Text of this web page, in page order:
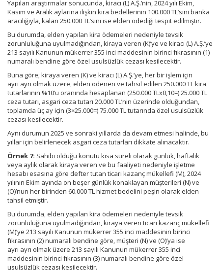
Yapılan araştırmalar sonucunda, kiracı (L) A.Ş.’nin, 2024 yılı Ekim,
Kasım ve Aralık aylarına ilişkin kira bedellerinin 100.000 TL’sini banka
aracılığıyla, kalan 250.000 TL’sini ise elden ödediği tespit edilmiştir.
Bu durumda, elden yapılan kira ödemeleri nedeniyle tevsik
zorunluluğuna uyulmadığından, kiraya veren (K)’ye ve kiracı (L) A.Ş.’ye
213 sayılı Kanunun mükerrer 355 inci maddesinin birinci fıkrasının (1)
numaralı bendine göre özel usulsüzlük cezası kesilecektir.
Buna göre; kiraya veren (K) ve kiracı (L) A.Ş.’ye, her bir işlem için
ayrı ayrı olmak üzere, elden ödenen ve tahsil edilen 250.000 TL kira
tutarlarının %10’u oranında hesaplanan (250.000 TLx0,10=) 25.000 TL
ceza tutarı, asgari ceza tutarı 20.000 TL’nin üzerinde olduğundan,
toplamda üç ay için (3×25.000=) 75.000 TL tutarında özel usulsüzlük
cezası kesilecektir.
Aynı durumun 2025 ve sonraki yıllarda da devam etmesi halinde, bu
yıllar için belirlenecek asgari ceza tutarları dikkate alınacaktır.
Örnek 7: Sahibi olduğu konutu kısa süreli olarak günlük, haftalık
veya aylık olarak kiraya veren ve bu faaliyeti nedeniyle işletme
hesabı esasına göre defter tutan ticari kazanç mükellefi (M), 2024
yılının Ekim ayında on beşer günlük konaklayan müşterileri (N) ve
(O)’nun her birinden 60.000 TL hizmet bedelini peşin olarak elden
tahsil etmiştir.
Bu durumda, elden yapılan kira ödemeleri nedeniyle tevsik
zorunluluğuna uyulmadığından, kiraya veren ticari kazanç mükellefi
(M)’ye 213 sayılı Kanunun mükerrer 355 inci maddesinin birinci
fıkrasının (2) numaralı bendine göre, müşteri (N) ve (O)’ya ise
ayrı ayrı olmak üzere 213 sayılı Kanunun mükerrer 355 inci
maddesinin birinci fıkrasının (3) numaralı bendine göre özel
usulsüzlük cezası kesilecektir.